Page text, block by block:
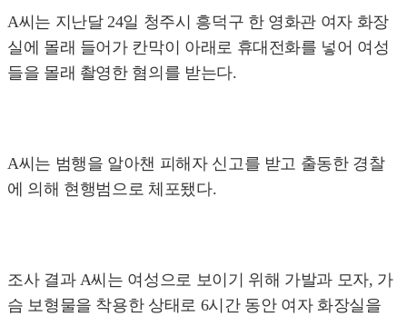
A씨는 지난달 24일 청주시 흥덕구 한 영화관 여자 화장
실에 몰래 들어가 칸막이 아래로 휴대전화를 넣어 여성
들을 몰래 촬영한 혐의를 받는다.
A씨는 범행을 알아챈 피해자 신고를 받고 출동한 경찰
에 의해 현행범으로 체포됐다.
조사 결과 A씨는 여성으로 보이기 위해 가발과 모자, 가
슴 보형물을 착용한 상태로 6시간 동안 여자 화장실을